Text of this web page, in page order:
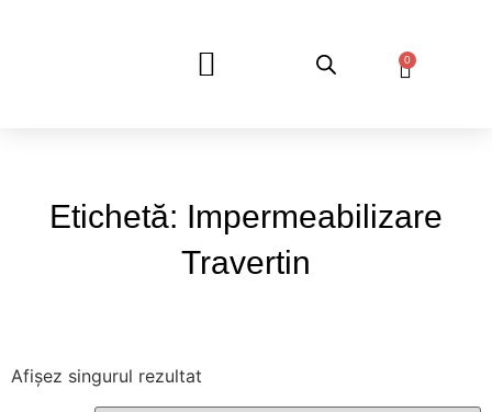
0
Etichetă: Impermeabilizare
Travertin
Afișez singurul rezultat